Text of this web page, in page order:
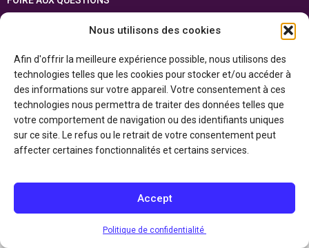
Nous utilisons des cookies
Afin d'offrir la meilleure expérience possible, nous utilisons des
technologies telles que les cookies pour stocker et/ou accéder à
des informations sur votre appareil. Votre consentement à ces
technologies nous permettra de traiter des données telles que
votre comportement de navigation ou des identifiants uniques
sur ce site. Le refus ou le retrait de votre consentement peut
affecter certaines fonctionnalités et certains services.
Accept
Politique de confidentialité
Cette ressource est réalisée grâce au soutien financier du gouvernement de
l’Ontario et du gouvernement du Canada par l’entremise du ministère du
Patrimoine canadien
Politique de confidentialité